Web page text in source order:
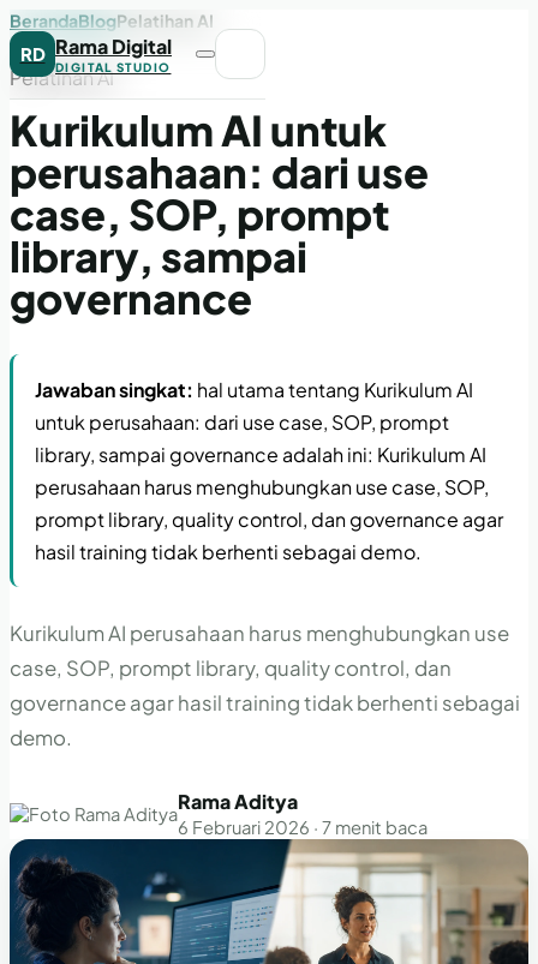
RD Rama Digital
DIGITAL STUDIO
BerandaBlogPelatihan AI
Pelatihan AI
Kurikulum AI untuk
perusahaan: dari use
case, SOP, prompt
library, sampai
governance
Jawaban singkat: hal utama tentang Kurikulum AI
untuk perusahaan: dari use case, SOP, prompt
library, sampai governance adalah ini: Kurikulum AI
perusahaan harus menghubungkan use case, SOP,
prompt library, quality control, dan governance agar
hasil training tidak berhenti sebagai demo.
Kurikulum AI perusahaan harus menghubungkan use
case, SOP, prompt library, quality control, dan
governance agar hasil training tidak berhenti sebagai
demo.
Rama Aditya
6 Februari 2026 · 7 menit baca